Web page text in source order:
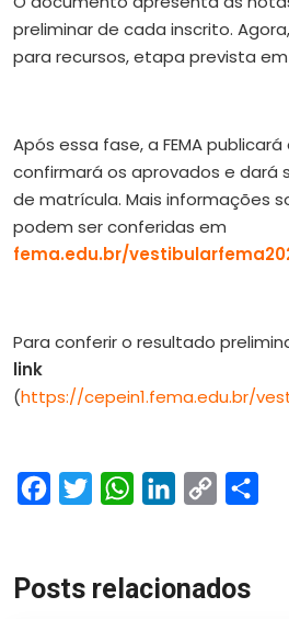
preliminar de cada inscrito.
para recursos, etapa prevista
Após essa fase, a FEMA publicará
confirmará os aprovados e dará
de matrícula. Mais informações
podem ser conferidas em
fema.edu.br/
Para conferir o resultado
link
(https://cepein1.fema.edu.br/
FacebookTwitterWhatsAppLinkedIn
Copy
Posts relacionados